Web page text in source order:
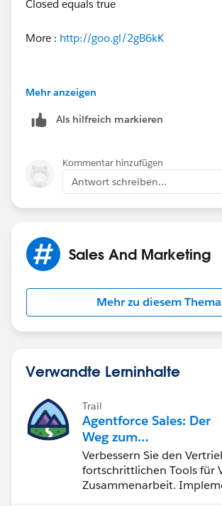
Closed equals true
More : http://goo.gl/2gB6kK
the answer as "Best Answer" right under
should they have a similar issue in the
you!
Shivanath
Mehr anzeigen
Als hilfreich markieren
Kommentar hinzufügen
Antwort schreiben...
Sales And Marketing
Mehr zu diesem Thema
Verwandte Lerninhalte
Trail
Agentforce Sales: Der
Weg zum
Vertriebsspezialisten
Verbessern Sie den
fortschrittlichen Tools für
Zusammenarbeit.